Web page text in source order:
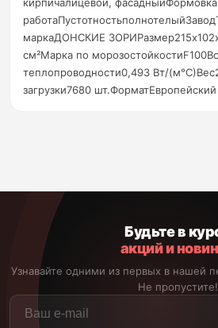
маркаДОНСКИЕ
см²Марка по
теплопроводности0,493 Вт/
загрузки7680
Будьте в
акций и
Узнавайте одними из первых в нашей
Не пропустите!